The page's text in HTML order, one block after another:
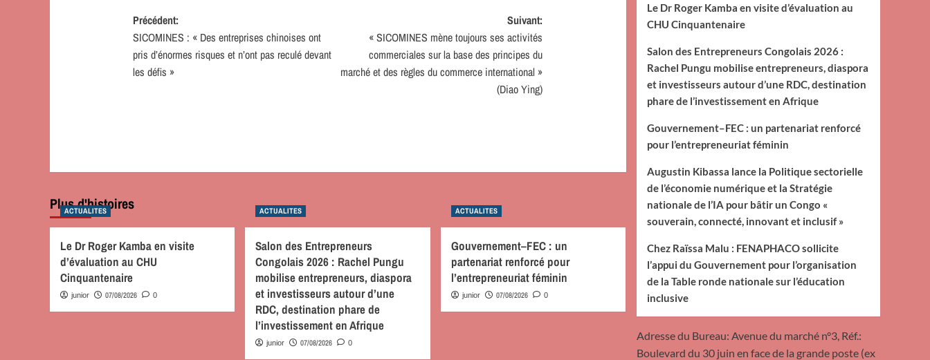
Navigation
d’article
Précédent:
SICOMINES : « Des entreprises chinoises ont
pris d’énormes risques et n’ont pas reculé devant
les défis »
Suivant:
« SICOMINES mène toujours ses activités
commerciales sur la base des principes du
marché et des règles du commerce international »
(Diao Ying)
Plus d'histoires
ACTUALITES
Le Dr Roger Kamba en visite
d’évaluation au CHU
Cinquantenaire
junior 07/08/2026 0
ACTUALITES
Salon des Entrepreneurs
Congolais 2026 : Rachel Pungu
mobilise entrepreneurs, diaspora
et investisseurs autour d’une
RDC, destination phare de
l’investissement en Afrique
junior 07/08/2026 0
ACTUALITES
Gouvernement–FEC : un
partenariat renforcé pour
l’entrepreneuriat féminin
junior 07/08/2026 0
Le Dr Roger Kamba en visite d’évaluation au
CHU Cinquantenaire
Salon des Entrepreneurs Congolais 2026 :
Rachel Pungu mobilise entrepreneurs, diaspora
et investisseurs autour d’une RDC, destination
phare de l’investissement en Afrique
Gouvernement–FEC : un partenariat renforcé
pour l’entrepreneuriat féminin
Augustin Kibassa lance la Politique sectorielle
de l’économie numérique et la Stratégie
nationale de l’IA pour bâtir un Congo «
souverain, connecté, innovant et inclusif »
Chez Raïssa Malu : FENAPHACO sollicite
l’appui du Gouvernement pour l’organisation
de la Table ronde nationale sur l’éducation
inclusive
Adresse du Bureau: Avenue du marché n°3, Réf.:
Boulevard du 30 juin en face de la grande poste (ex